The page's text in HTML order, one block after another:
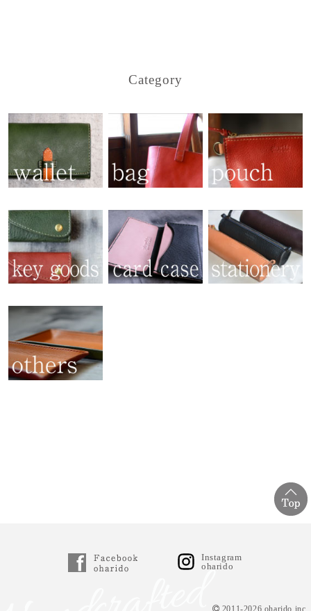
Category
Instagram
oharido
2011-2026 oharido inc.